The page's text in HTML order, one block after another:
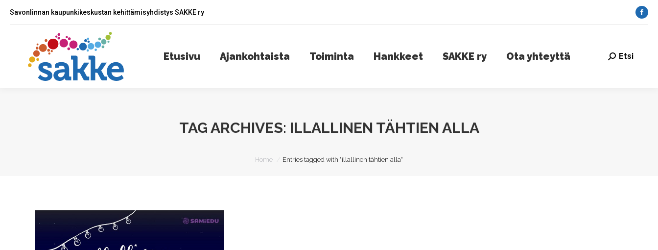
Savonlinnan kaupunkikeskustan kehittämisyhdistys SAKKE ry
Etusivu Ajankohtaista Toiminta Hankkeet SAKKE ry Ota yhteyttä Search:
Etsi
TAG ARCHIVES: ILLALLINEN TÄHTIEN ALLA
You are here:
Home Entries tagged with "illallinen tähtien alla"
Etusivu Search: